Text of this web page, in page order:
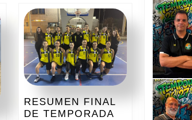
RESUMEN FINAL
DE TEMPORADA RESUMEN